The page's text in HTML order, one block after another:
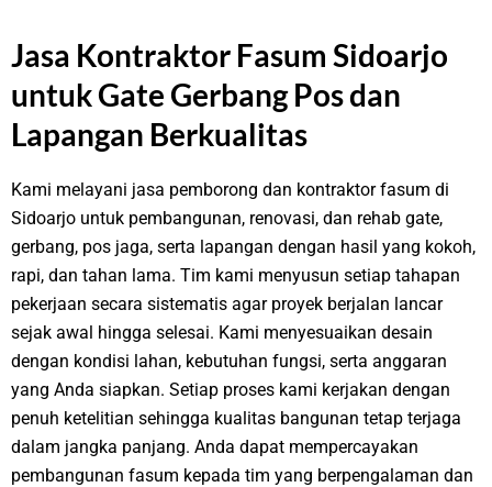
Jasa Kontraktor Fasum Sidoarjo
untuk Gate Gerbang Pos dan
Lapangan Berkualitas
Kami melayani jasa pemborong dan kontraktor fasum di
Sidoarjo untuk pembangunan, renovasi, dan rehab gate,
gerbang, pos jaga, serta lapangan dengan hasil yang kokoh,
rapi, dan tahan lama. Tim kami menyusun setiap tahapan
pekerjaan secara sistematis agar proyek berjalan lancar
sejak awal hingga selesai. Kami menyesuaikan desain
dengan kondisi lahan, kebutuhan fungsi, serta anggaran
yang Anda siapkan. Setiap proses kami kerjakan dengan
penuh ketelitian sehingga kualitas bangunan tetap terjaga
dalam jangka panjang. Anda dapat mempercayakan
pembangunan fasum kepada tim yang berpengalaman dan